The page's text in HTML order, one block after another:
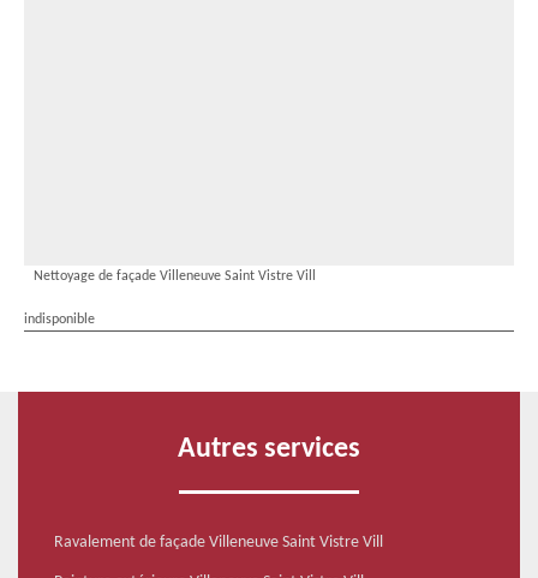
Nettoyage de façade Villeneuve Saint Vistre Vill
indisponible
Autres services
Ravalement de façade Villeneuve Saint Vistre Vill